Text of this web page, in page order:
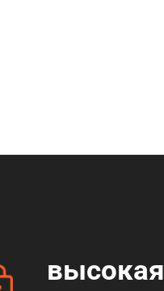
высокая